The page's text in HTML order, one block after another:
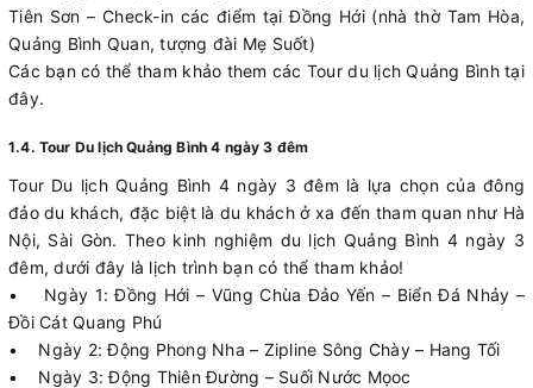
Tiên Sơn – Check-in các điểm tại Đồng Hới (nhà thờ Tam Hòa,
Quảng Bình Quan, tượng đài Mẹ Suốt)
Các bạn có thể tham khảo them các Tour du lịch Quảng Bình tại
đây.
1.4. Tour Du lịch Quảng Bình 4 ngày 3 đêm
Tour Du lịch Quảng Bình 4 ngày 3 đêm là lựa chọn của đông
đảo du khách, đặc biệt là du khách ở xa đến tham quan như Hà
Nội, Sài Gòn. Theo kinh nghiệm du lịch Quảng Bình 4 ngày 3
đêm, dưới đây là lịch trình bạn có thể tham khảo!
• Ngày 1: Đồng Hới – Vũng Chùa Đảo Yến – Biển Đá Nhảy –
Đồi Cát Quang Phú
• Ngày 2: Động Phong Nha – Zipline Sông Chày – Hang Tối
• Ngày 3: Động Thiên Đường – Suối Nước Mọoc